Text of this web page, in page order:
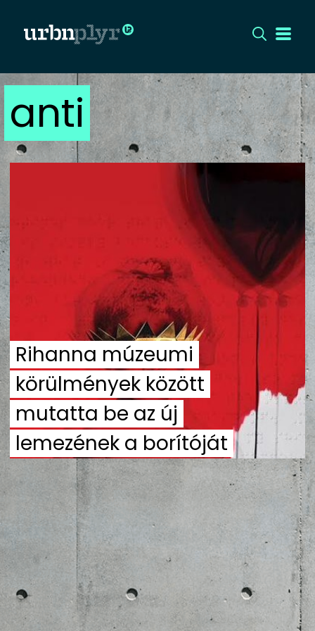
CÍMLAP
DIZÁJN
DIVAT
KULT
UTCA
ZENE
MÉDIAAJÁNLAT
IMPRESSZUM
PR-ARCHÍVUM
ADATKEZELÉSI TÁJÉKOZTATÓ
anti
Rihanna múzeumi
körülmények között
mutatta be az új
lemezének a borítóját